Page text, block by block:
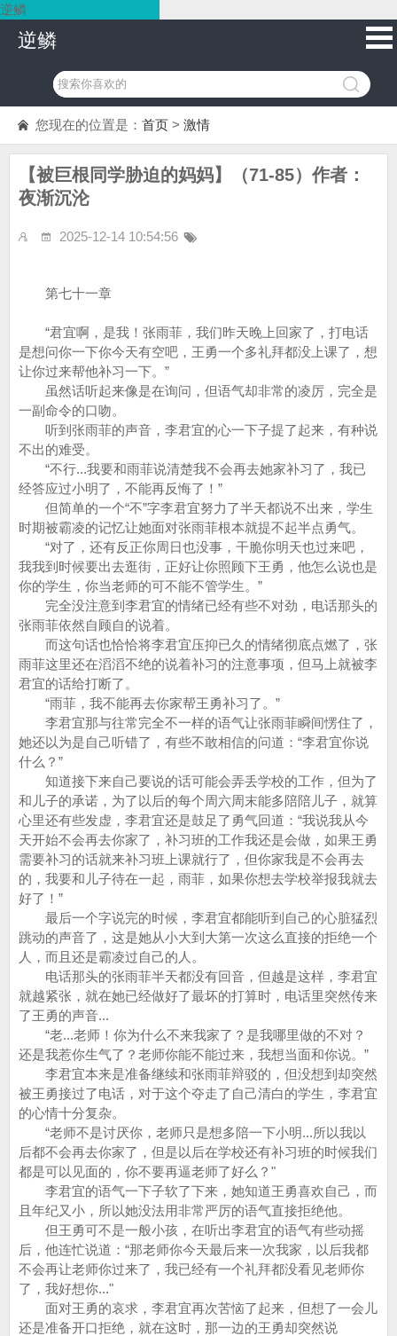
逆鳞
逆鳞
您现在的位置是： 首页 > 激情
【被巨根同学胁迫的妈妈】（71-85）作者：
夜渐沉沦
2025-12-14 10:54:56
第七十一章
“君宜啊，是我！张雨菲，我们昨天晚上回家了，打电话
是想问你一下你今天有空吧，王勇一个多礼拜都没上课了，想
让你过来帮他补习一下。”
虽然话听起来像是在询问，但语气却非常的凌厉，完全是
一副命令的口吻。
听到张雨菲的声音，李君宜的心一下子提了起来，有种说
不出的难受。
“不行...我要和雨菲说清楚我不会再去她家补习了，我已
经答应过小明了，不能再反悔了！”
但简单的一个“不”字李君宜努力了半天都说不出来，学生
时期被霸凌的记忆让她面对张雨菲根本就提不起半点勇气。
“对了，还有反正你周日也没事，干脆你明天也过来吧，
我我到时候要出去逛街，正好让你照顾下王勇，他怎么说也是
你的学生，你当老师的可不能不管学生。”
完全没注意到李君宜的情绪已经有些不对劲，电话那头的
张雨菲依然自顾自的说着。
而这句话也恰恰将李君宜压抑已久的情绪彻底点燃了，张
雨菲这里还在滔滔不绝的说着补习的注意事项，但马上就被李
君宜的话给打断了。
“雨菲，我不能再去你家帮王勇补习了。”
李君宜那与往常完全不一样的语气让张雨菲瞬间愣住了，
她还以为是自己听错了，有些不敢相信的问道：“李君宜你说
什么？”
知道接下来自己要说的话可能会弄丢学校的工作，但为了
和儿子的承诺，为了以后的每个周六周末能多陪陪儿子，就算
心里还有些发虚，李君宜还是鼓足了勇气回道：“我说我从今
天开始不会再去你家了，补习班的工作我还是会做，如果王勇
需要补习的话就来补习班上课就行了，但你家我是不会再去
的，我要和儿子待在一起，雨菲，如果你想去学校举报我就去
好了！”
最后一个字说完的时候，李君宜都能听到自己的心脏猛烈
跳动的声音了，这是她从小大到大第一次这么直接的拒绝一个
人，而且还是霸凌过自己的人。
电话那头的张雨菲半天都没有回音，但越是这样，李君宜
就越紧张，就在她已经做好了最坏的打算时，电话里突然传来
了王勇的声音...
“老...老师！你为什么不来我家了？是我哪里做的不对？
还是我惹你生气了？老师你能不能过来，我想当面和你说。”
李君宜本来是准备继续和张雨菲辩驳的，但没想到却突然
被王勇接过了电话，对于这个夺走了自己清白的学生，李君宜
的心情十分复杂。
“老师不是讨厌你，老师只是想多陪一下小明...所以我以
后都不会再去你家了，但是以后在学校还有补习班的时候我们
都是可以见面的，你不要再逼老师了好么？"
李君宜的语气一下子软了下来，她知道王勇喜欢自己，而
且年纪又小，所以她没法用非常严厉的语气直接拒绝他。
但王勇可不是一般小孩，在听出李君宜的语气有些动摇
后，他连忙说道：“那老师你今天最后来一次我家，以后我都
不会再让老师你过来了，我已经有一个礼拜都没看见老师你
了，我好想你..."
面对王勇的哀求，李君宜再次苦恼了起来，但想了一会儿
还是准备开口拒绝，就在这时，那一边的王勇却突然说